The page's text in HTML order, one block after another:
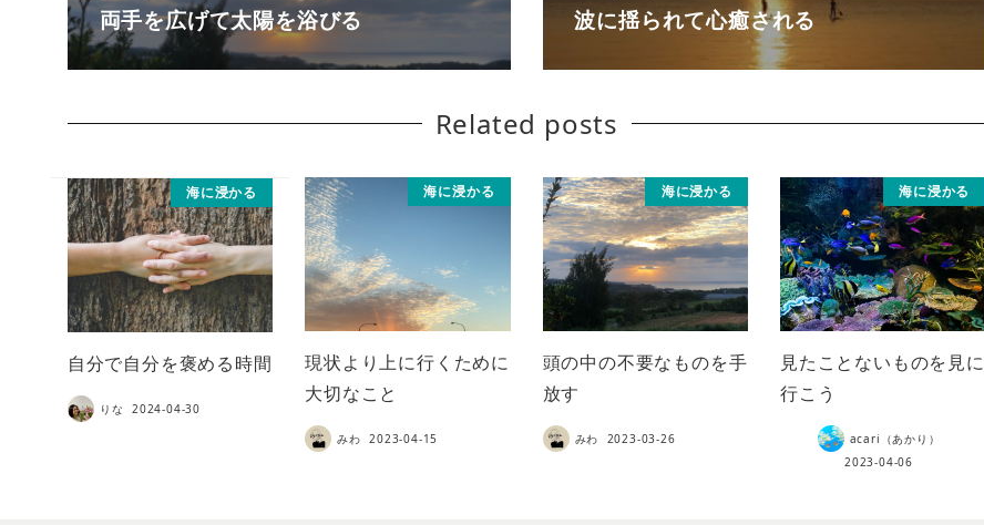
両手を広げて太陽を浴びる 波に揺られて心癒される
Related posts
海に浸かる
自分で自分を褒める時間
りな 2024-04-30
海に浸かる
現状より上に行くために
大切なこと
みわ 2023-04-15
海に浸かる
頭の中の不要なものを手
放す
みわ 2023-03-26
海に浸かる
見たことないものを見に
行こう
acari（あかり）
2023-04-06